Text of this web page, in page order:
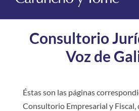
Consultorio
Voz de
Éstas son las páginas
Consultorio Empresarial y Fiscal,